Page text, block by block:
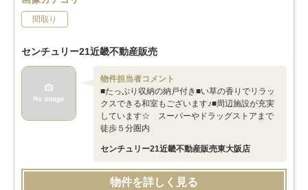
間取り
センチュリー21近畿不動産販売
物件担当者コメント
■たっぷり収納の納戸付き■い草の香りでリラッ
クスできる和室もございます♪■周辺施設が充実
しています☆ スーパーやドラッグストアまで
徒歩５分圏内
センチュリー21近畿不動産販売東大阪店
物件を詳しく見る